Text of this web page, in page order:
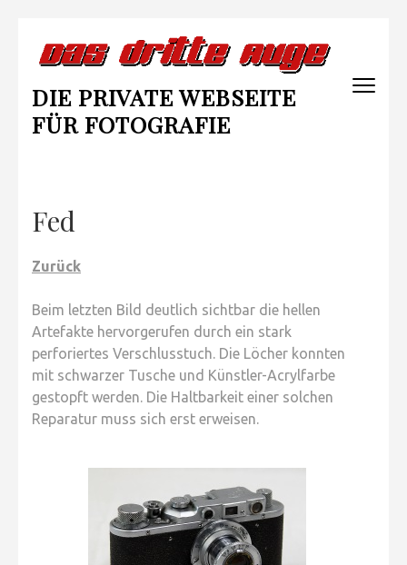
Inhalt
springen
(Enter
drücken)
DIE PRIVATE WEBSEITE
FÜR FOTOGRAFIE
Fed
Zurück
Beim letzten Bild deutlich sichtbar die hellen
Artefakte hervorgerufen durch ein stark
perforiertes Verschlusstuch. Die Löcher konnten
mit schwarzer Tusche und Künstler-Acrylfarbe
gestopft werden. Die Haltbarkeit einer solchen
Reparatur muss sich erst erweisen.